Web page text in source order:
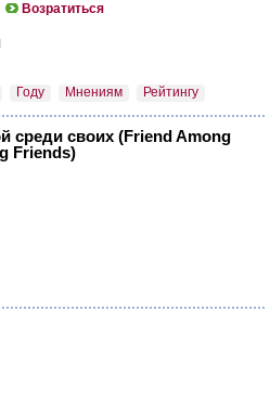
Возратиться
Году Мнениям Рейтингу
среди своих (Friend Among
Friends)